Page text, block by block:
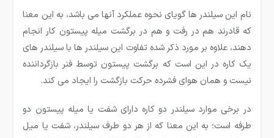
نام این سیلندر ها گویای نحوه عملکرد آنها می باشد، به این معنا
که قادرند هم در رفت و هم در برگشت میله پیستون کار انجام
دهند، علاوه بر مورد ذکر شده تفاوت این سیلندر ها با سیلندر های
یک کاره در این است که برگشت پیستون توسط فنر بازگرداننده
نیست و همان هوای فشرده حرکت بازگشت را ایجاد می کند.
در برخی موارد سیلندر دو کاره دارای شفت یا میله پیستون دو
طرفه است؛ به این معنا که از هر دو طرف سیلندر، شفت یا میل